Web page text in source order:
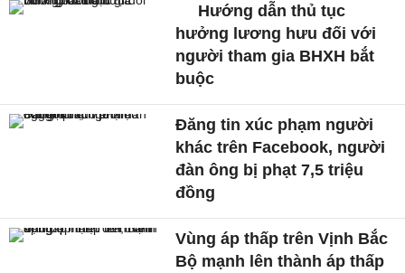
Hướng dẫn thủ tục
hưởng lương hưu đối với
người tham gia BHXH bắt
buộc
Đăng tin xúc phạm người
khác trên Facebook, người
đàn ông bị phạt 7,5 triệu
đồng
Vùng áp thấp trên Vịnh Bắc
Bộ mạnh lên thành áp thấp